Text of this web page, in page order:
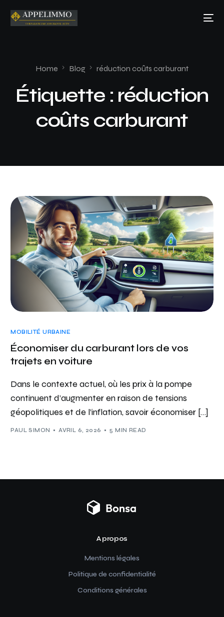
Home Blog réduction coûts carburant
Étiquette : réduction
coûts carburant
MOBILITÉ URBAINE
Économiser du carburant lors de vos
trajets en voiture
Dans le contexte actuel, où les prix à la pompe
continuent d’augmenter en raison de tensions
géopolitiques et de l’inflation, savoir économiser […]
PAUL SIMON AVRIL 6, 2026 5 MIN READ
A propos
Mentions légales
Politique de confidentialité
Conditions générales